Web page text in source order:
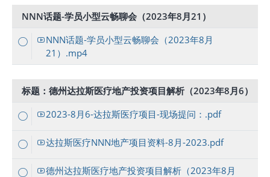
NNN话题-学员小型云畅聊会（2023年8月21）
NNN话题-学员小型云畅聊会（2023年8月
21）.mp4
标题：德州达拉斯医疗地产投资项目解析（2023年8月6）
2023-8月6-达拉斯医疗项目-现场提问：.pdf
达拉斯医疗NNN地产项目资料-8月-2023.pdf
德州达拉斯医疗地产投资项目解析（2023年8月